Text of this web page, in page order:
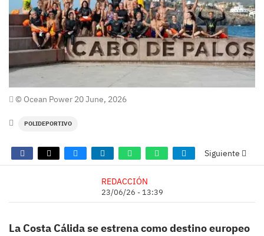
© Ocean Power 20 June, 2026
POLIDEPORTIVO
Siguiente
REDACCIÓN
23/06/26 - 13:39
La Costa Cálida se estrena como destino europeo